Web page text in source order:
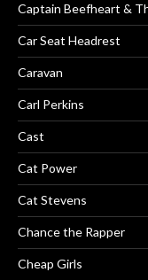
Captain Beefheart &
Car Seat Headrest
Caravan
Carl Perkins
Cast
Cat Power
Cat Stevens
Chance the Rapper
Cheap Girls